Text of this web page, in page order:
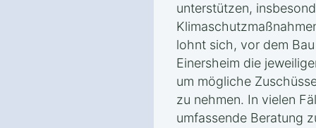
unterstützen,
lohnt sich, vor dem
Einersheim die
um mögliche
zu nehmen. In vielen
umfassende Beratung